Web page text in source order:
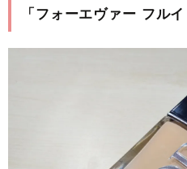
「フォーエヴァー フル